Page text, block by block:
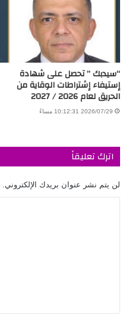
“سيدبك ” تحصل على شهادة
إستيفاء إشتراطات الوقاية من
الحريق لعام 2026 / 2027
2026/07/29 10:12:31 مساءً
اترك تعليقاً
لن يتم نشر عنوان بريدك الإلكتروني.